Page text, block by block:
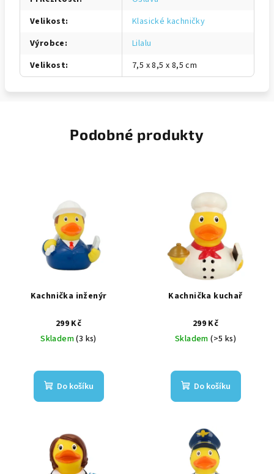
Velikost:
Klasické kachničky
Výrobce:
Lilalu
Velikost: 7,5 x 8,5 x 8,5 cm
Podobné produkty
Kachnička inženýr
299 Kč
Skladem(3 ks)
Do košíku
Kachnička kuchař
299 Kč
Skladem(>5 ks)
Do košíku